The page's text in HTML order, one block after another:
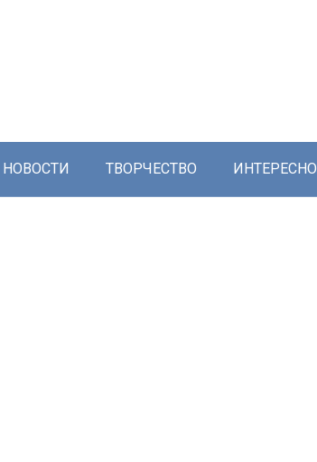
НОВОСТИ ТВОРЧЕСТВО ИНТЕРЕСНО